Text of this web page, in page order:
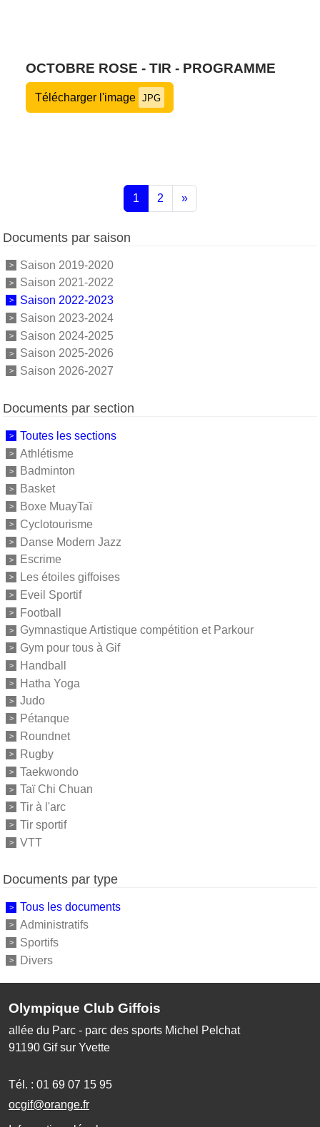
OCTOBRE ROSE - TIR - PROGRAMME
Télécharger l'image JPG
1 2 »
Documents par saison
Saison 2019-2020
Saison 2021-2022
Saison 2022-2023
Saison 2023-2024
Saison 2024-2025
Saison 2025-2026
Saison 2026-2027
Documents par section
Toutes les sections
Athlétisme
Badminton
Basket
Boxe MuayTaï
Cyclotourisme
Danse Modern Jazz
Escrime
Les étoiles giffoises
Eveil Sportif
Football
Gymnastique Artistique compétition et Parkour
Gym pour tous à Gif
Handball
Hatha Yoga
Judo
Pétanque
Roundnet
Rugby
Taekwondo
Taï Chi Chuan
Tir à l'arc
Tir sportif
VTT
Documents par type
Tous les documents
Administratifs
Sportifs
Divers
Olympique Club Giffois
allée du Parc - parc des sports Michel Pelchat
91190 Gif sur Yvette
Tél. : 01 69 07 15 95
ocgif@orange.fr